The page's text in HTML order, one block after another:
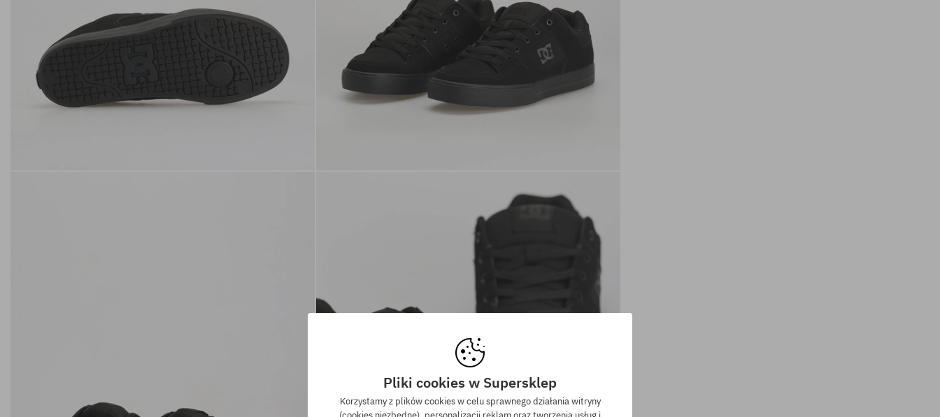
Pliki cookies w Supersklep
Korzystamy z plików cookies w celu sprawnego działania witryny